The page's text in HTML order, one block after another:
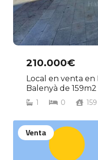
210.000€
Local en venta en
Balenyà de
1 0 159
Venta